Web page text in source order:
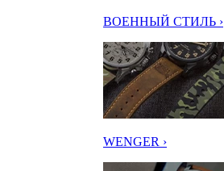
ВОЕННЫЙ СТИЛЬ ›
WENGER ›